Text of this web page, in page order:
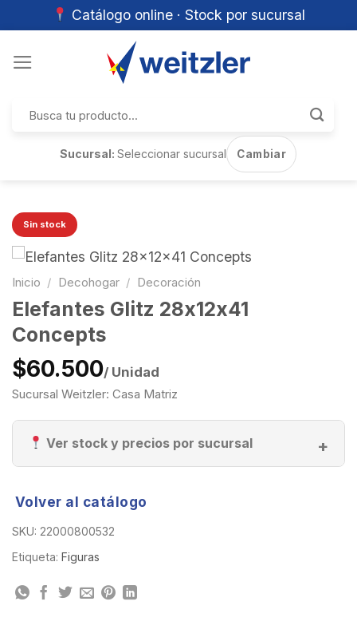
Catálogo online · Stock por sucursal
por:
Sucursal:Seleccionar sucursal Cambiar
Sin stock
Inicio / Decohogar / Decoración
Elefantes Glitz 28x12x41
Concepts
$60.500/ Unidad
Sucursal Weitzler: Casa Matriz
Ver stock y precios por sucursal
Volver al catálogo
SKU: 22000800532
Etiqueta: Figuras